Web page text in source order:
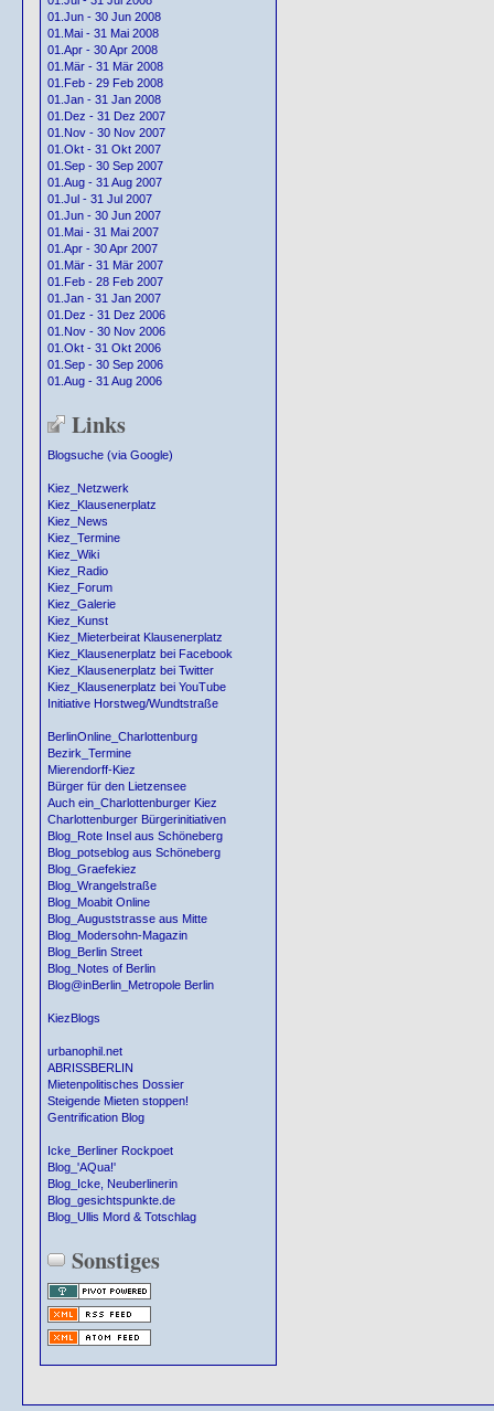
01.Jun - 30 Jun 2008
01.Mai - 31 Mai 2008
01.Apr - 30 Apr 2008
01.Mär - 31 Mär 2008
01.Feb - 29 Feb 2008
01.Jan - 31 Jan 2008
01.Dez - 31 Dez 2007
01.Nov - 30 Nov 2007
01.Okt - 31 Okt 2007
01.Sep - 30 Sep 2007
01.Aug - 31 Aug 2007
01.Jul - 31 Jul 2007
01.Jun - 30 Jun 2007
01.Mai - 31 Mai 2007
01.Apr - 30 Apr 2007
01.Mär - 31 Mär 2007
01.Feb - 28 Feb 2007
01.Jan - 31 Jan 2007
01.Dez - 31 Dez 2006
01.Nov - 30 Nov 2006
01.Okt - 31 Okt 2006
01.Sep - 30 Sep 2006
01.Aug - 31 Aug 2006
Links
Blogsuche (via Google)
Kiez_Netzwerk
Kiez_Klausenerplatz
Kiez_News
Kiez_Termine
Kiez_Wiki
Kiez_Radio
Kiez_Forum
Kiez_Galerie
Kiez_Kunst
Kiez_Mieterbeirat Klausenerplatz
Kiez_Klausenerplatz bei Facebook
Kiez_Klausenerplatz bei Twitter
Kiez_Klausenerplatz bei YouTube
Initiative Horstweg/Wundtstraße
BerlinOnline_Charlottenburg
Bezirk_Termine
Mierendorff-Kiez
Bürger für den Lietzensee
Auch ein_Charlottenburger Kiez
Charlottenburger Bürgerinitiativen
Blog_Rote Insel aus Schöneberg
Blog_potseblog aus Schöneberg
Blog_Graefekiez
Blog_Wrangelstraße
Blog_Moabit Online
Blog_Auguststrasse aus Mitte
Blog_Modersohn-Magazin
Blog_Berlin Street
Blog_Notes of Berlin
Blog@inBerlin_Metropole Berlin
KiezBlogs
urbanophil.net
ABRISSBERLIN
Mietenpolitisches Dossier
Steigende Mieten stoppen!
Gentrification Blog
Icke_Berliner Rockpoet
Blog_'AQua!'
Blog_Icke, Neuberlinerin
Blog_gesichtspunkte.de
Blog_Ullis Mord & Totschlag
Sonstiges